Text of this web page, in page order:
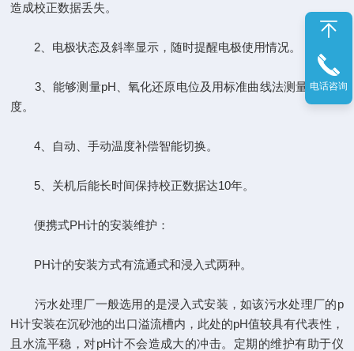
造成校正数据丢失。
2、电极状态及斜率显示，随时提醒电极使用情况。
3、能够测量pH、氧化还原电位及用标准曲线法测量离子浓
度。
4、自动、手动温度补偿智能切换。
5、关机后能长时间保持校正数据达10年。
便携式PH计的安装维护：
PH计的安装方式有流通式和浸入式两种。
污水处理厂一般选用的是浸入式安装，如该污水处理厂的p
H计安装在沉砂池的出口溢流槽内，此处的pH值较具有代表性，
且水流平稳，对pH计不会造成大的冲击。定期的维护有助于仪
电话咨询